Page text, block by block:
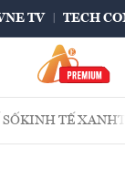
TV TECH
KINH TẾ XANH